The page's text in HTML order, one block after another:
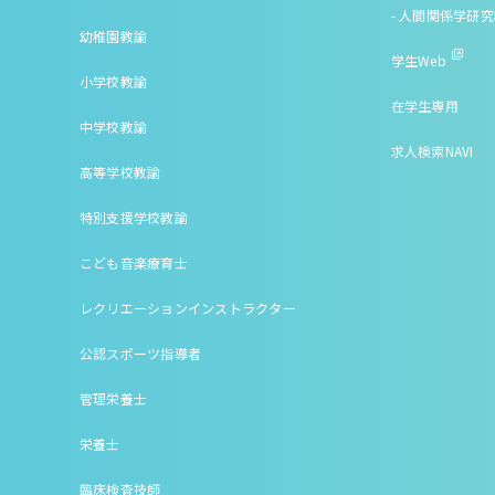
幼稚園教諭
小学校教諭
中学校教諭
高等学校教諭
特別支援学校教諭
こども音楽療育士
レクリエーションインストラクター
公認スポーツ指導者
管理栄養士
栄養士
臨床検査技師
- 人間関係学研
学生Web
在学生専用
求人検索NAVI